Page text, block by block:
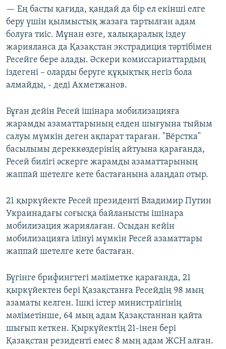
— Ең басты қағида, қандай да бір ел екінші елге
беру үшін қылмыстық жазаға тартылған адам
болуға тиіс. Мұнан өзге, халықаралық іздеу
жарияланса да Қазақстан экстрадиция тәртібімен
Ресейге бере алады. Әскери комиссариаттардың
іздегені – оларды беруге құқықтық негіз бола
алмайды, - деді Ахметжанов.
Бұған дейін Ресей ішінара мобилизацияға
жарамды азаматтарының елден шығуына тыйым
салуы мүмкін деген ақпарат тараған. "Вёрстка"
басылымы дереккөздерінің айтуына қарағанда,
Ресей билігі әскерге жарамды азаматтарының
жаппай шетелге кете бастағанына алаңдап отыр.
21 қыркүйекте Ресей президенті Владимир Путин
Украинадағы соғысқа байланысты ішінара
мобилизация жариялаған. Осыдан кейін
мобилизацияға ілінуі мүмкін Ресей азаматтары
жаппай шетелге кете бастаған.
Бүгінге брифингтегі мәліметке қарағанда, 21
қыркүйектен бері Қазақстанға Ресейдің 98 мың
азаматы келген. Ішкі істер министрлігінің
мәліметінше, 64 мың адам Қазақстаннан қайта
шығып кеткен. Қыркүйектің 21-інен бері
Қазақстан резиденті емес 8 мың адам ЖСН алған.